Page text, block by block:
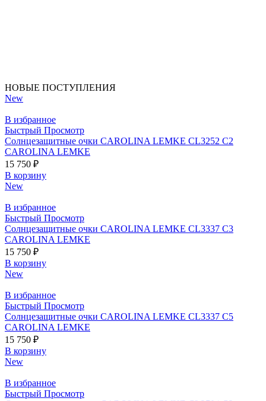
НОВЫЕ ПОСТУПЛЕНИЯ
New
В избранное
Быстрый Просмотр
Солнцезащитные очки CAROLINA LEMKE CL3252 C2
CAROLINA LEMKE
15 750 ₽
В корзину
New
В избранное
Быстрый Просмотр
Солнцезащитные очки CAROLINA LEMKE CL3337 C3
CAROLINA LEMKE
15 750 ₽
В корзину
New
В избранное
Быстрый Просмотр
Солнцезащитные очки CAROLINA LEMKE CL3337 C5
CAROLINA LEMKE
15 750 ₽
В корзину
New
В избранное
Быстрый Просмотр